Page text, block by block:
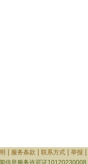
服务条款 联系方式| 举报
信息服务许可证10120230008